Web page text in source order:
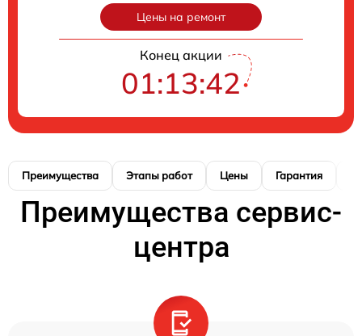
Цены на ремонт
Конец акции
01:13:41
Преимущества Этапы работ Цены Гарантия
Преимущества сервис-
центра